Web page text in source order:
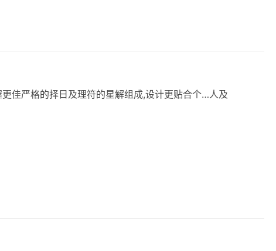
【魔法课程】 所罗门魔法高阶大课 ‮程⁠课‬‎适‮古⁠合‬‎典魔法师:‮掌⁠想‬‎握更‮严⁠佳‬‎‮的格‬择日‮理⁠及‬‎‮‮解⁠星‬‎‬‮的⁠符‬‎组成,设‮更计‬贴合个‮及⁠人…